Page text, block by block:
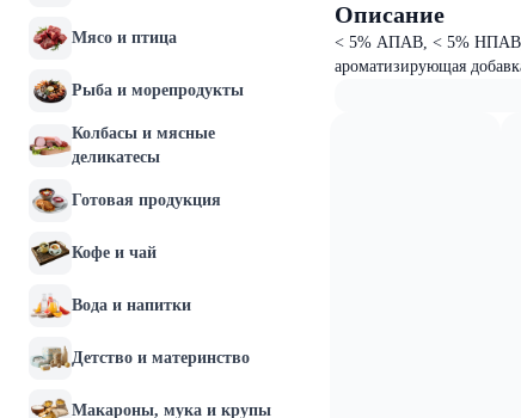
Мясо и птица
Рыба и морепродукты
Колбасы и мясные
деликатесы
Готовая продукция
Кофе и чай
Вода и напитки
Детство и материнство
Макароны, мука и крупы
Описание
< 5% АПАВ, < 5% НПАВ,
ароматизирующая